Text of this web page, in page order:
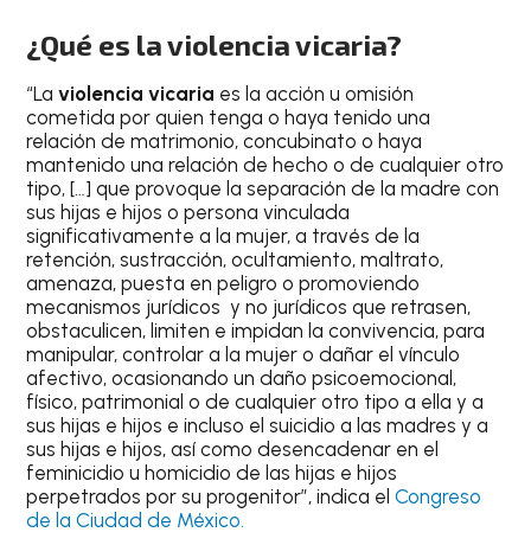
¿Qué es la violencia vicaria?
“Laviolencia vicaria es la acción u omisión
cometida por quien tenga o haya tenido una
relación de matrimonio, concubinato o haya
mantenido una relación de hecho o de cualquier otro
tipo, […] que provoque la separación de la madre con
sus hijas e hijos o persona vinculada
significativamente a la mujer, a través de la
retención, sustracción, ocultamiento, maltrato,
amenaza, puesta en peligro o promoviendo
mecanismos jurídicos y no jurídicos que retrasen,
obstaculicen, limiten e impidan la convivencia, para
manipular, controlar a la mujer o dañar el vínculo
afectivo, ocasionando un daño psicoemocional,
físico, patrimonial o de cualquier otro tipo a ella y a
sus hijas e hijos e incluso el suicidio a las madres y a
sus hijas e hijos, así como desencadenar en el
feminicidio u homicidio de las hijas e hijos
perpetrados por su progenitor”, indica elCongreso
de la Ciudad de México.